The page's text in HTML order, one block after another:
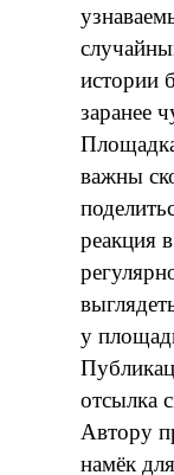
истории
заранее
важны
реакция
у
отсылка
Автору
намёк